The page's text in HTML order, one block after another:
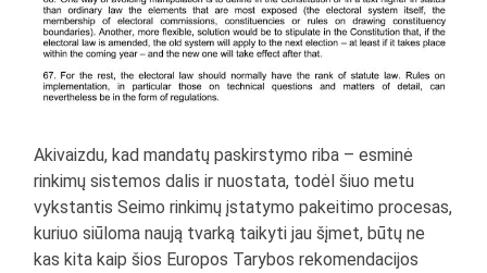
Akivaizdu, kad mandatų paskirstymo riba – esminė
rinkimų sistemos dalis ir nuostata, todėl šiuo metu
vykstantis Seimo rinkimų įstatymo pakeitimo procesas,
kuriuo siūloma naują tvarką taikyti jau šįmet, būtų ne
kas kita kaip šios Europos Tarybos rekomendacijos